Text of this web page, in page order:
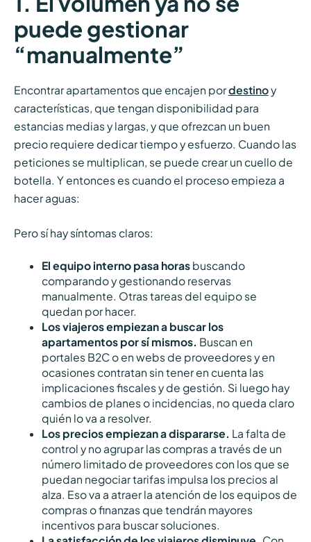
puede gestionar
“manualmente”
Encontrar apartamentos que encajen pordestinoy
características, que tengan disponibilidad para
estancias medias y largas, y que ofrezcan un buen
precio requiere dedicar tiempo y esfuerzo. Cuando las
peticiones se multiplican, se puede crear un cuello de
botella. Y entonces es cuando el proceso empieza a
hacer aguas:
Pero sí hay síntomas claros:
El equipo interno pasa horas buscando
comparando y gestionando reservas
manualmente. Otras tareas del equipo se
quedan por hacer.
Los viajeros empiezan a buscar los
apartamentos por sí mismos. Buscan en
portales B2C o en webs de proveedores y en
ocasiones contratan sin tener en cuenta las
implicaciones fiscales y de gestión. Si luego hay
cambios de planes o incidencias, no queda claro
quién lo va a resolver.
Los precios empiezan a dispararse. La falta de
control y no agrupar las compras a través de un
número limitado de proveedores con los que se
puedan negociar tarifas impulsa los precios al
alza. Eso va a atraer la atención de los equipos de
compras o finanzas que tendrán mayores
incentivos para buscar soluciones.